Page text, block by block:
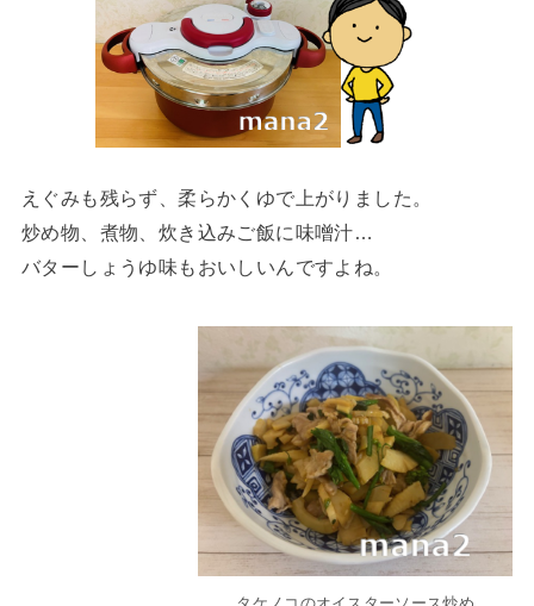
えぐみも残らず、柔らかくゆで上がりました。
炒め物、煮物、炊き込みご飯に味噌汁…
バターしょうゆ味もおいしいんですよね。